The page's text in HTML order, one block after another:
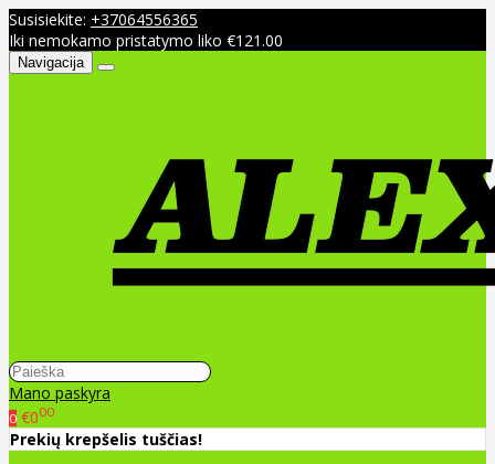
Susisiekite: +37064556365
Iki nemokamo pristatymo liko €121.00
Navigacija
Mano paskyra
0 €000
Prekių krepšelis tuščias!